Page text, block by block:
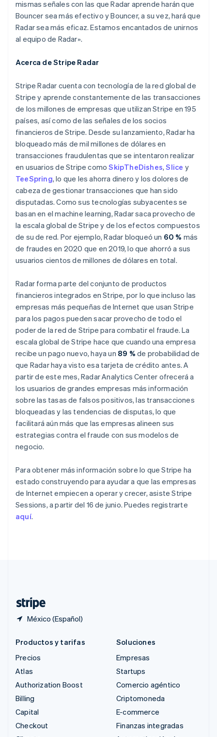
mismas señales con las que Radar aprende harán que
Bouncer sea más efectivo y Bouncer, a su vez, hará que
Radar sea más eficaz. Estamos encantados de unirnos
al equipo de Radar».
Acerca de Stripe Radar
Stripe Radar cuenta con tecnología de la red global de
Stripe y aprende constantemente de las transacciones
de los millones de empresas que utilizan Stripe en 195
países, así como de las señales de los socios
financieros de Stripe. Desde su lanzamiento, Radar ha
bloqueado más de mil millones de dólares en
transacciones fraudulentas que se intentaron realizar
en usuarios de Stripe comoSkipTheDishes,Slice y
TeeSpring, lo que les ahorra dinero y los dolores de
cabeza de gestionar transacciones que han sido
disputadas. Como sus tecnologías subyacentes se
basan en el machine learning, Radar saca provecho de
la escala global de Stripe y de los efectos compuestos
de su de red. Por ejemplo, Radar bloqueó un 60 % más
de fraudes en 2020 que en 2019, lo que ahorró a sus
usuarios cientos de millones de dólares en total.
Radar forma parte del conjunto de productos
financieros integrados en Stripe, por lo que incluso las
empresas más pequeñas de Internet que usan Stripe
para los pagos pueden sacar provecho de todo el
poder de la red de Stripe para combatir el fraude. La
escala global de Stripe hace que cuando una empresa
recibe un pago nuevo, haya un 89 % de probabilidad de
que Radar haya visto esa tarjeta de crédito antes. A
partir de este mes, Radar Analytics Center ofrecerá a
los usuarios de grandes empresas más información
sobre las tasas de falsos positivos, las transacciones
bloqueadas y las tendencias de disputas, lo que
facilitará aún más que las empresas alineen sus
estrategias contra el fraude con sus modelos de
negocio.
Para obtener más información sobre lo que Stripe ha
estado construyendo para ayudar a que las empresas
de Internet empiecen a operar y crecer, asiste Stripe
Sessions, a partir del 16 de junio. Puedes registrarte
aquí.
México (Español)
EnglishEspañol 简体中文
Estonia
English
Finlandia
EnglishSvenska
Français English
English
English
Hungría
English
India
English
Irlanda
English
Italia
ItalianoEnglish
Japón
日本語English
Letonia
English
Liechtenstein
Deutsch English
Lituania
English
Français Deutsch English
Malasia
English 简体中文
Malta
English
México
EspañolEnglish
Noruega
English
Nueva Zelandia
English
Países Bajos
NederlandsEnglish
Polonia
English
Portugal
PortuguêsEnglish
RAE de Hong Kong, China
Reino Unido
English
República Checa
English
Rumania
English
Productos y tarifas
Precios
Atlas
Authorization Boost
Billing
Capital
Checkout
Soluciones
Empresas
Startups
Comercio agéntico
Criptomoneda
E-commerce
Finanzas integradas